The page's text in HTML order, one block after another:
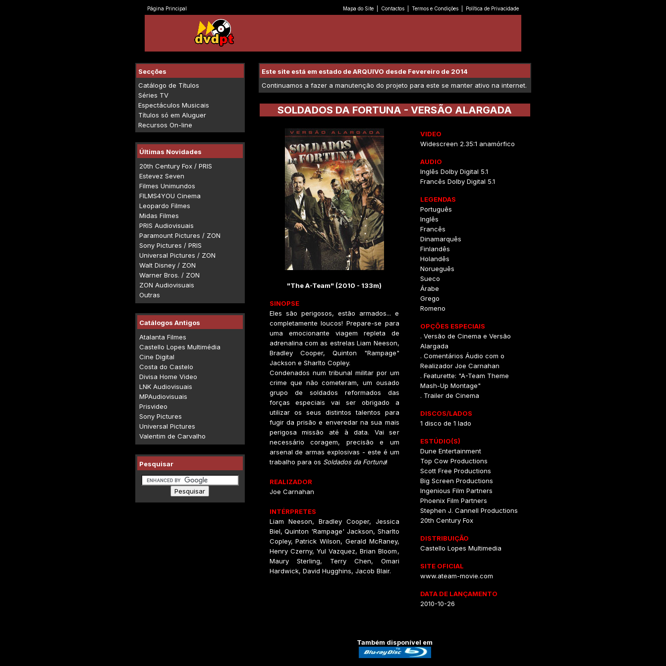
Página Principal Mapa do Site Contactos Termos e Condições Política de Privacidade
Secções
Catálogo de Títulos
Séries TV
Espectáculos Musicais
Títulos só em Aluguer
Recursos On-line
Últimas Novidades
20th Century Fox / PRIS
Estevez Seven
Filmes Unimundos
FILMS4YOU Cinema
Leopardo Filmes
Midas Filmes
PRIS Audiovisuais
Paramount Pictures / ZON
Sony Pictures / PRIS
Universal Pictures / ZON
Walt Disney / ZON
Warner Bros. / ZON
ZON Audiovisuais
Outras
Catálogos Antigos
Atalanta Filmes
Castello Lopes Multimédia
Cine Digital
Costa do Castelo
Divisa Home Video
LNK Audiovisuais
MPAudiovisuais
Prisvideo
Sony Pictures
Universal Pictures
Valentim de Carvalho
Pesquisar
Este site está em estado de ARQUIVO desde Fevereiro de 2014
Continuamos a fazer a manutenção do projeto para este se manter ativo na internet.
SOLDADOS DA FORTUNA - VERSÃO ALARGADA
"The A-Team" (2010 - 133m)
SINOPSE
Eles são perigosos, estão armados... e
completamente loucos! Prepare-se para
uma emocionante viagem repleta de
adrenalina com as estrelas Liam Neeson,
Bradley Cooper, Quinton "Rampage"
Jackson e Sharlto Copley.
Condenados num tribunal militar por um
crime que não cometeram, um ousado
grupo de soldados reformados das
forças especiais vai ser obrigado a
utilizar os seus distintos talentos para
fugir da prisão e enveredar na sua mais
perigosa missão até à data. Vai ser
necessário coragem, precisão e um
arsenal de armas explosivas - este é um
trabalho para os Soldados da Fortuna!
REALIZADOR
Joe Carnahan
INTÉRPRETES
Liam Neeson, Bradley Cooper, Jessica
Biel, Quinton 'Rampage' Jackson, Sharlto
Copley, Patrick Wilson, Gerald McRaney,
Henry Czerny, Yul Vazquez, Brian Bloom,
Maury Sterling, Terry Chen, Omari
Hardwick, David Hugghins, Jacob Blair.
VIDEO
Widescreen 2.35:1 anamórfico
AUDIO
Inglês Dolby Digital 5.1
Francês Dolby Digital 5.1
LEGENDAS
Português
Inglês
Francês
Dinamarquês
Finlandês
Holandês
Norueguês
Sueco
Árabe
Grego
Romeno
OPÇÕES ESPECIAIS
. Versão de Cinema e Versão
Alargada
. Comentários Áudio com o
Realizador Joe Carnahan
. Featurette: "A-Team Theme
Mash-Up Montage"
. Trailer de Cinema
DISCOS/LADOS
1 disco de 1 lado
ESTÚDIO(S)
Dune Entertainment
Top Cow Productions
Scott Free Productions
Big Screen Productions
Ingenious Film Partners
Phoenix Film Partners
Stephen J. Cannell Productions
20th Century Fox
DISTRIBUIÇÃO
Castello Lopes Multimedia
SITE OFICIAL
www.ateam-movie.com
DATA DE LANÇAMENTO
2010-10-26
Também disponível em